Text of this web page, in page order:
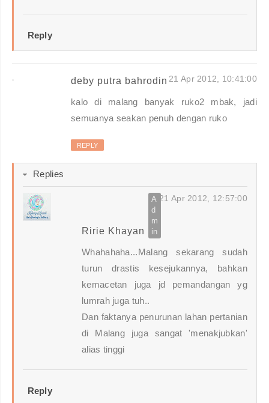
Reply
deby putra bahrodin 21 Apr 2012, 10:41:00
kalo di malang banyak ruko2 mbak, jadi
semuanya seakan penuh dengan ruko
REPLY
Replies
Ririe Khayan
21 Apr 2012, 12:57:00
Whahahaha...Malang sekarang sudah
turun drastis kesejukannya, bahkan
kemacetan juga jd pemandangan yg
lumrah juga tuh..
Dan faktanya penurunan lahan pertanian
di Malang juga sangat 'menakjubkan'
alias tinggi
Reply